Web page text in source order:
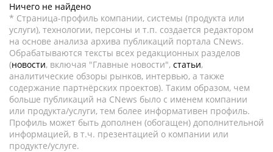
Ничего не найдено
* Страница-профиль компании, системы (продукта или
услуги), технологии, персоны и т.п. создается редактором
на основе анализа архива публикаций портала CNews.
Обрабатываются тексты всех редакционных разделов
(новости, включая "Главные новости", статьи,
аналитические обзоры рынков, интервью, а также
содержание партнёрских проектов). Таким образом, чем
больше публикаций на CNews было с именем компании
или продукта/услуги, тем более информативен профиль.
Профиль может быть дополнен (обогащен) дополнительной
информацией, в т.ч. презентацией о компании или
продукте/услуге.